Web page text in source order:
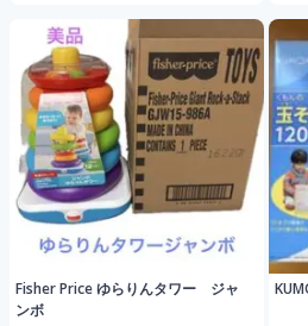
Fisher Price ゆらりんタワー ジャ
ンボ